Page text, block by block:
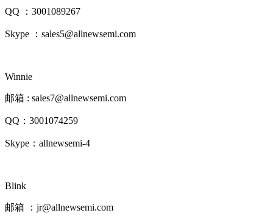
QQ ：3001089267
Skype ：sales5@allnewsemi.com
Winnie
邮箱 : sales7@allnewsemi.com
QQ：3001074259
Skype：allnewsemi-4
Blink
邮箱 ：jr@allnewsemi.com